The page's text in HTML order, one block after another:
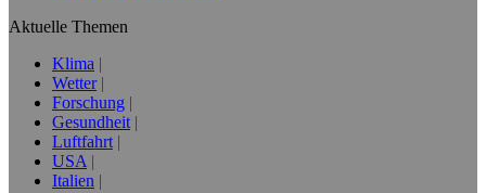
Aktuelle Themen
Klima
Wetter
Forschung
Gesundheit
Luftfahrt
USA
Italien